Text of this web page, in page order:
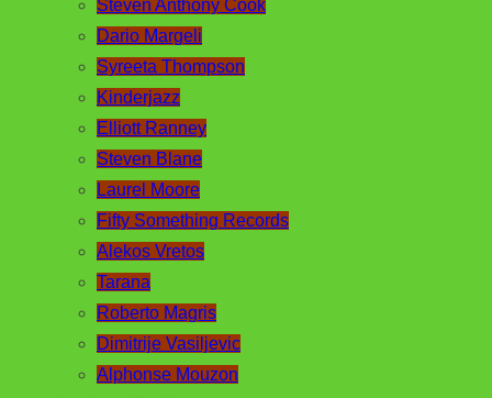
Steven Anthony Cook
Dario Margeli
Syreeta Thompson
Kinderjazz
Elliott Ranney
Steven Blane
Laurel Moore
Fifty Something Records
Alekos Vretos
Tarana
Roberto Magris
Dimitrije Vasiljevic
Alphonse Mouzon